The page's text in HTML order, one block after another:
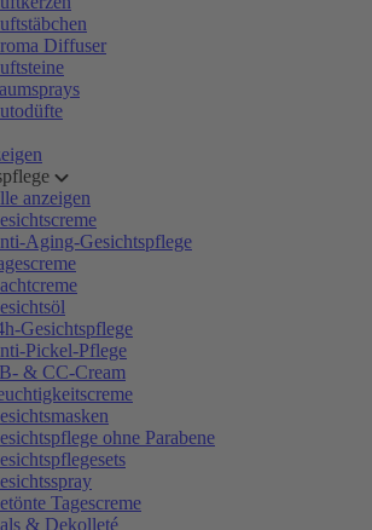
Diffuser
anzeigen
Aging-Gesichtspflege
Gesichtspflege
Pickel-Pflege
& CC-Cream
ohne Parabene
Tagescreme
& Dekolleté